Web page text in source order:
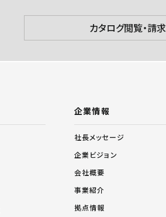
カタログ閲覧・請求
企業情報
社長メッセージ
企業ビジョン
会社概要
事業紹介
拠点情報